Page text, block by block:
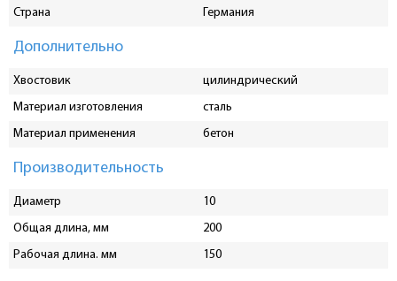
Страна
Германия
Дополнительно
Хвостовик
цилиндрический
Материал изготовления
сталь
Материал применения
бетон
Производительность
Диаметр
10
Общая длина, мм
200
Рабочая длина. мм
150